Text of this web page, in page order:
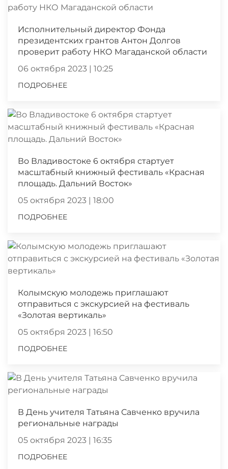
Исполнительный директор Фонда
президентских грантов Антон Долгов
проверит работу НКО Магаданской области
06 октября 2023 | 10:25
ПОДРОБНЕЕ
Во Владивостоке 6 октября стартует
масштабный книжный фестиваль «Красная
площадь. Дальний Восток»
05 октября 2023 | 18:00
ПОДРОБНЕЕ
Колымскую молодежь приглашают
отправиться с экскурсией на фестиваль
«Золотая вертикаль»
05 октября 2023 | 16:50
ПОДРОБНЕЕ
В День учителя Татьяна Савченко вручила
региональные награды
05 октября 2023 | 16:35
ПОДРОБНЕЕ